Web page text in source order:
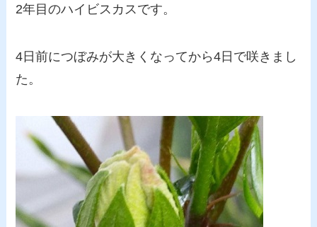
2年目のハイビスカスです。
4日前につぼみが大きくなってから4日で咲きまし
た。